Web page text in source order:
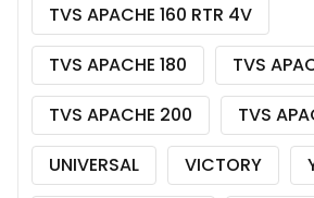
TVS APACHE 160 RTR 4V
TVS APACHE 180
TVS
TVS APACHE 200
TVS
UNIVERSAL
VICTORY